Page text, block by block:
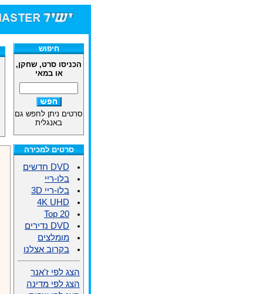
חיפוש
הכניסו סרט, שחקן,
או במאי
סרטים ניתן לחפש גם
באנגלית
סרטים למכירה
DVD חדשים
בלו-ריי
בלו-ריי 3D
4K UHD
Top 20
DVD נדירים
מומלצים
בקרוב אצלנו
הצג לפי ז'אנר
הצג לפי מדינה